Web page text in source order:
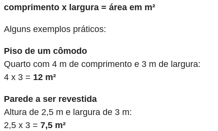
comprimento x largura = área em m²
Alguns exemplos práticos:
Piso de um cômodo
Quarto com 4 m de comprimento e 3 m de largura:
4 x 3 = 12 m²
Parede a ser revestida
Altura de 2,5 m e largura de 3 m:
2,5 x 3 = 7,5 m²